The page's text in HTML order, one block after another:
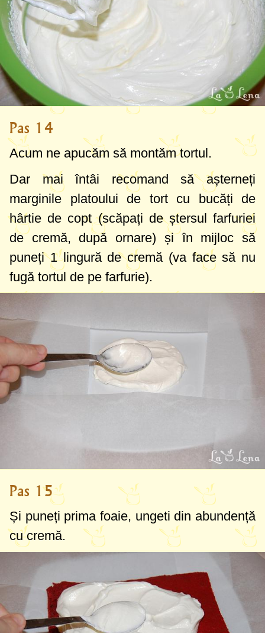
Pas 14
Acum ne apucăm să montăm tortul.
Dar mai întâi recomand să așterneți
marginile platoului de tort cu bucăți de
hârtie de copt (scăpați de ștersul farfuriei
de cremă, după ornare) și în mijloc să
puneți1 lingurăde cremă (va face să nu
fugă tortul de pe farfurie).
Pas 15
Și puneți prima foaie, ungeti din abundență
cu cremă.